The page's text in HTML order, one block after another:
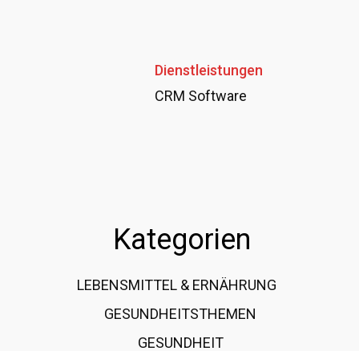
Dienstleistungen
CRM Software
Kategorien
LEBENSMITTEL & ERNÄHRUNG
GESUNDHEITSTHEMEN
GESUNDHEIT